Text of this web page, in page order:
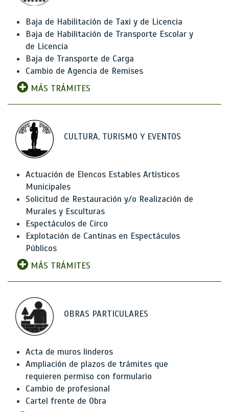
Baja de Habilitación de Taxi y de Licencia
Baja de Habilitación de Transporte Escolar y
de Licencia
Baja de Transporte de Carga
Cambio de Agencia de Remises
MÁS TRÁMITES
CULTURA, TURISMO Y EVENTOS
Actuación de Elencos Estables Artísticos
Municipales
Solicitud de Restauración y/o Realización de
Murales y Esculturas
Espectáculos de Circo
Explotación de Cantinas en Espectáculos
Públicos
MÁS TRÁMITES
OBRAS PARTICULARES
Acta de muros linderos
Ampliación de plazos de trámites que
requieren permiso con formulario
Cambio de profesional
Cartel frente de Obra